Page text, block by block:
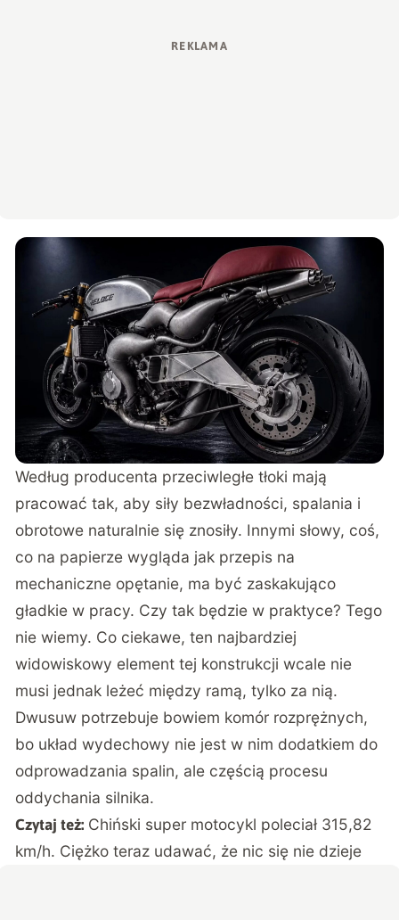
Według producenta przeciwległe tłoki mają
pracować tak, aby siły bezwładności, spalania i
obrotowe naturalnie się znosiły. Innymi słowy, coś,
co na papierze wygląda jak przepis na
mechaniczne opętanie, ma być zaskakująco
gładkie w pracy. Czy tak będzie w praktyce? Tego
nie wiemy. Co ciekawe, ten najbardziej
widowiskowy element tej konstrukcji wcale nie
musi jednak leżeć między ramą, tylko za nią.
Dwusuw potrzebuje bowiem komór rozprężnych,
bo układ wydechowy nie jest w nim dodatkiem do
odprowadzania spalin, ale częścią procesu
oddychania silnika.
Czytaj też: Chiński super motocykl poleciał 315,82
km/h. Ciężko teraz udawać, że nic się nie dzieje